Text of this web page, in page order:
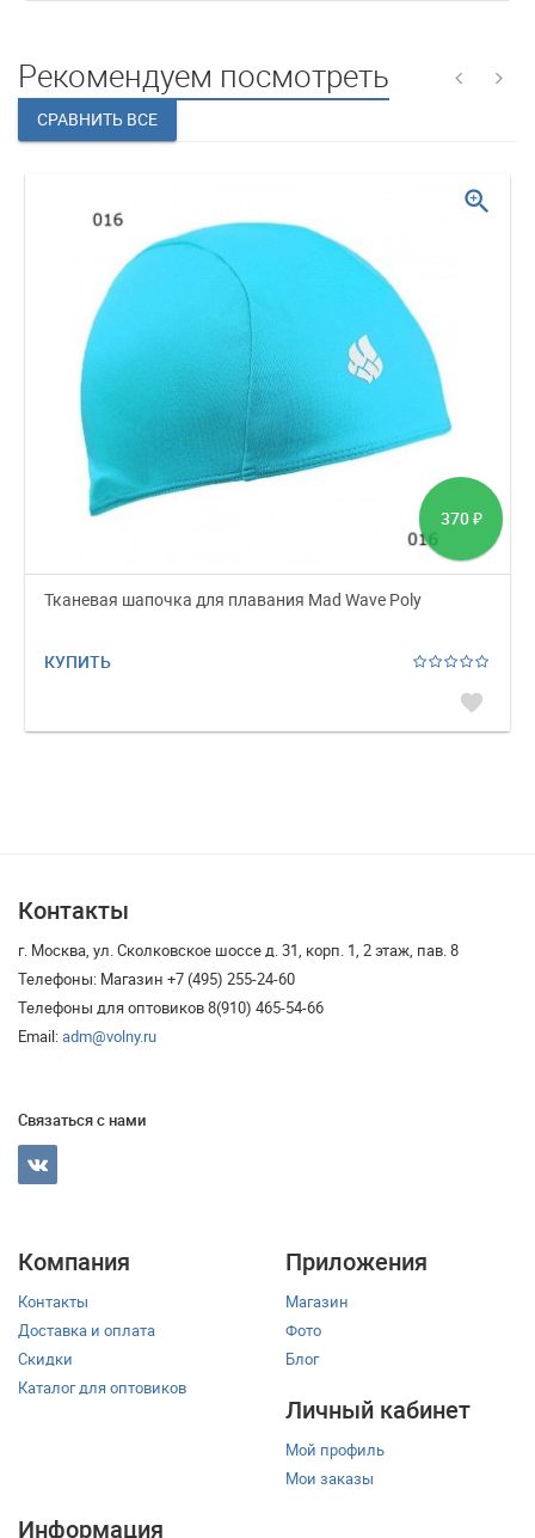
Рекомендуем посмотреть
370 ₽
Тканевая шапочка для плавания Mad Wave Poly
КУПИТЬ
favorite
zoom_in
Контакты
г. Москва, ул. Сколковское шоссе д. 31, корп. 1, 2 этаж, пав. 8
Телефоны: Магазин +7 (495) 255-24-60
Телефоны для оптовиков 8(910) 465-54-66
Email:adm@volny.ru
Связаться с нами
Компания
Контакты
Доставка и оплата
Скидки
Каталог для оптовиков
Приложения
Магазин
Фото
Блог
Личный кабинет
Мой профиль
Мои заказы
Информация